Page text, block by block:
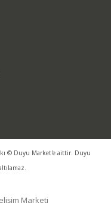
© Duyu Market'e aittir. Duyu
Marketi